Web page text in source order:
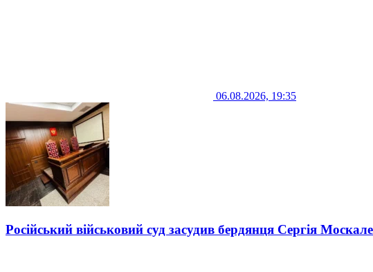
06.08.2026, 19:35
Російський військовий суд засудив бердянця Сергія